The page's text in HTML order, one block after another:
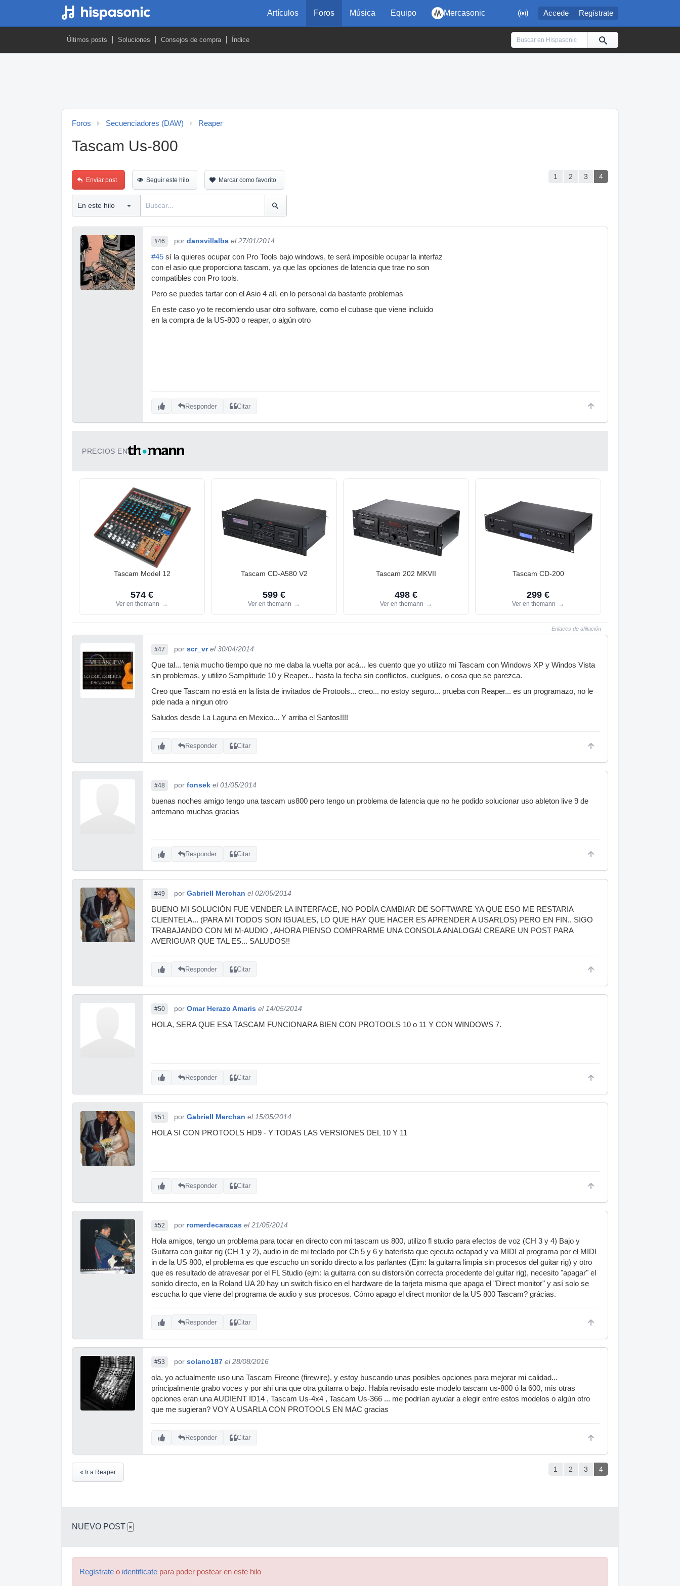
 Accede Regístrate
Artículos Foros Música Equipo Mercasonic
Últimos posts Soluciones Consejos de compra Índice
Foros Secuenciadores (DAW) Reaper
Tascam Us-800
1 2 3 4
Enviar post Seguir este hilo Marcar como favorito
#46 por dansvillalba el 27/01/2014
#45 sí la quieres ocupar con Pro Tools bajo windows, te será imposible ocupar la interfaz
con el asio que proporciona tascam, ya que las opciones de latencia que trae no son
compatibles con Pro tools.
Pero se puedes tartar con el Asio 4 all, en lo personal da bastante problemas
En este caso yo te recomiendo usar otro software, como el cubase que viene incluido
en la compra de la US-800 o reaper, o algún otro
Responder Citar
PRECIOS EN
Tascam Model 12
574 €
Ver en thomann →
Tascam CD-A580 V2
599 €
Ver en thomann →
Tascam 202 MKVII
498 €
Ver en thomann →
Tascam CD-200
299 €
Ver en thomann →
Enlaces de afiliación
#47 por scr_vr el 30/04/2014
Que tal... tenia mucho tiempo que no me daba la vuelta por acá... les cuento que yo utilizo mi Tascam con Windows XP y Windos Vista
sin problemas, y utilizo Samplitude 10 y Reaper... hasta la fecha sin conflictos, cuelgues, o cosa que se parezca.
Creo que Tascam no está en la lista de invitados de Protools... creo... no estoy seguro... prueba con Reaper... es un programazo, no le
pide nada a ningun otro
Saludos desde La Laguna en Mexico... Y arriba el Santos!!!!
Responder Citar
#48 por fonsek el 01/05/2014
buenas noches amigo tengo una tascam us800 pero tengo un problema de latencia que no he podido solucionar uso ableton live 9 de
antemano muchas gracias
Responder Citar
#49 por Gabriell Merchan el 02/05/2014
BUENO MI SOLUCIÓN FUE VENDER LA INTERFACE, NO PODÍA CAMBIAR DE SOFTWARE YA QUE ESO ME RESTARIA
CLIENTELA... (PARA MI TODOS SON IGUALES, LO QUE HAY QUE HACER ES APRENDER A USARLOS) PERO EN FIN.. SIGO
TRABAJANDO CON MI M-AUDIO , AHORA PIENSO COMPRARME UNA CONSOLA ANALOGA! CREARE UN POST PARA
AVERIGUAR QUE TAL ES... SALUDOS!!
Responder Citar
#50 por Omar Herazo Amaris el 14/05/2014
HOLA, SERA QUE ESA TASCAM FUNCIONARA BIEN CON PROTOOLS 10 o 11 Y CON WINDOWS 7.
Responder Citar
#51 por Gabriell Merchan el 15/05/2014
HOLA SI CON PROTOOLS HD9 - Y TODAS LAS VERSIONES DEL 10 Y 11
Responder Citar
#52 por romerdecaracas el 21/05/2014
Hola amigos, tengo un problema para tocar en directo con mi tascam us 800, utilizo fl studio para efectos de voz (CH 3 y 4) Bajo y
Guitarra con guitar rig (CH 1 y 2), audio in de mi teclado por Ch 5 y 6 y baterísta que ejecuta octapad y va MIDI al programa por el MIDI
in de la US 800, el problema es que escucho un sonido directo a los parlantes (Ejm: la guitarra limpia sin procesos del guitar rig) y otro
que es resultado de atravesar por el FL Studio (ejm: la guitarra con su distorsión correcta procedente del guitar rig), necesito "apagar" el
sonido directo, en la Roland UA 20 hay un switch físico en el hardware de la tarjeta misma que apaga el "Direct monitor" y así solo se
escucha lo que viene del programa de audio y sus procesos. Cómo apago el direct monitor de la US 800 Tascam? grácias.
Responder Citar
#53 por solano187 el 28/08/2016
ola, yo actualmente uso una Tascam Fireone (firewire), y estoy buscando unas posibles opciones para mejorar mi calidad...
principalmente grabo voces y por ahi una que otra guitarra o bajo. Había revisado este modelo tascam us-800 ó la 600, mis otras
opciones eran una AUDIENT ID14 , Tascam Us-4x4 , Tascam Us-366 ... me podrían ayudar a elegir entre estos modelos o algún otro
que me sugieran? VOY A USARLA CON PROTOOLS EN MAC gracias
Responder Citar
1 2 3 4
« Ir a Reaper
NUEVO POST ×
Regístrate o identifícate para poder postear en este hilo